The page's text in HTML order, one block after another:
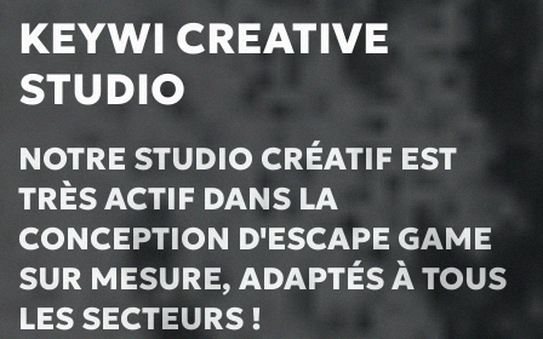
KEYWI CREATIVE
STUDIO
NOTRE STUDIO CRÉATIF EST
TRÈS ACTIF DANS LA
CONCEPTION D'ESCAPE GAME
SUR MESURE, ADAPTÉS À TOUS
LES SECTEURS !